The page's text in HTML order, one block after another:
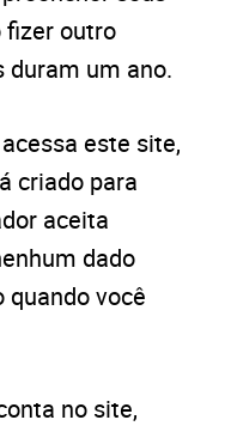
fizer outro
duram um ano.
este site,
criado para
aceita
dado
quando você
no site,